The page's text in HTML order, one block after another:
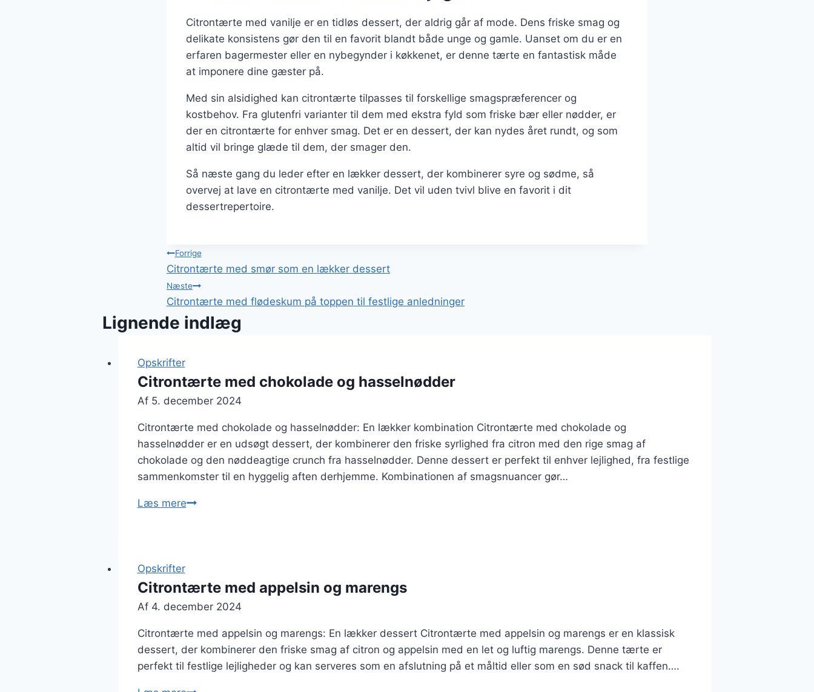
Citrontærte med vanilje er en tidløs dessert, der aldrig går af mode. Dens friske smag og
delikate konsistens gør den til en favorit blandt både unge og gamle. Uanset om du er en
erfaren bagermester eller en nybegynder i køkkenet, er denne tærte en fantastisk måde
at imponere dine gæster på.
Med sin alsidighed kan citrontærte tilpasses til forskellige smagspræferencer og
kostbehov. Fra glutenfri varianter til dem med ekstra fyld som friske bær eller nødder, er
der en citrontærte for enhver smag. Det er en dessert, der kan nydes året rundt, og som
altid vil bringe glæde til dem, der smager den.
Så næste gang du leder efter en lækker dessert, der kombinerer syre og sødme, så
overvej at lave en citrontærte med vanilje. Det vil uden tvivl blive en favorit i dit
dessertrepertoire.
Indlægsnavigation
Forrige
Citrontærte med smør som en lækker dessert
Næste
Citrontærte med flødeskum på toppen til festlige anledninger
Lignende indlæg
Opskrifter
Citrontærte med chokolade og hasselnødder
Af 5. december 2024
Citrontærte med chokolade og hasselnødder: En lækker kombination Citrontærte med chokolade og
hasselnødder er en udsøgt dessert, der kombinerer den friske syrlighed fra citron med den rige smag af
chokolade og den nøddeagtige crunch fra hasselnødder. Denne dessert er perfekt til enhver lejlighed, fra festlige
sammenkomster til en hyggelig aften derhjemme. Kombinationen af smagsnuancer gør…
Læs mereCitrontærte
Opskrifter
Citrontærte med appelsin og marengs
Af 4. december 2024
Citrontærte med appelsin og marengs: En lækker dessert Citrontærte med appelsin og marengs er en klassisk
dessert, der kombinerer den friske smag af citron og appelsin med en let og luftig marengs. Denne tærte er
perfekt til festlige lejligheder og kan serveres som en afslutning på et måltid eller som en sød snack til kaffen….